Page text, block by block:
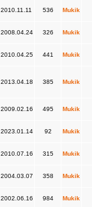
2010.11.11 536 Mukik
2008.04.24 326 Mukik
2010.04.25 441 Mukik
2013.04.18 385 Mukik
2009.02.16 495 Mukik
2023.01.14 92 Mukik
2010.07.16 315 Mukik
2004.03.07 358 Mukik
2002.06.16 984 Mukik